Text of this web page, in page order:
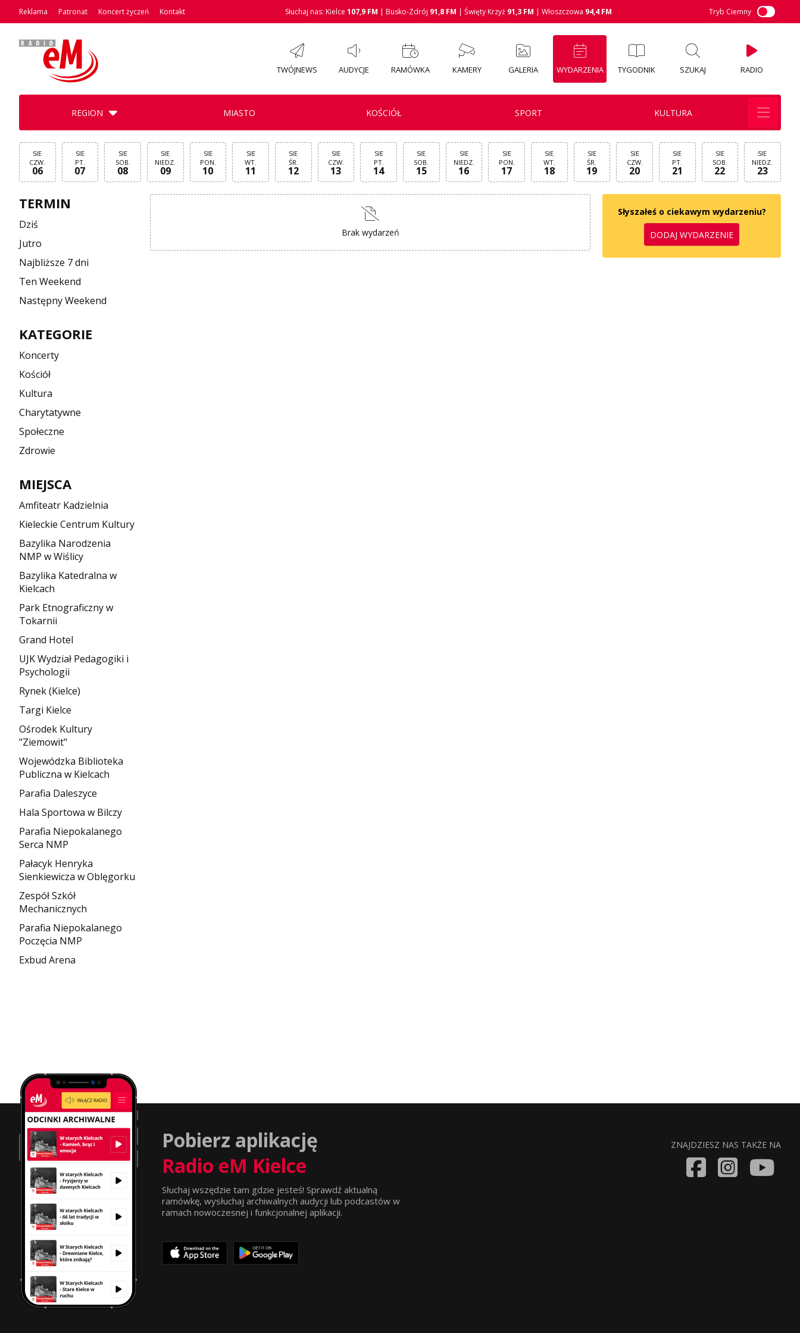
Reklama Patronat Koncert życzeń Kontakt Słuchaj nas: Kielce 107,9 FM | Busko-Zdrój 91,8 FM | Święty Krzyż 91,3 FM | Włoszczowa 94,4 FM Tryb Ciemny
TWÓJNEWS AUDYCJE RAMÓWKA KAMERY GALERIA WYDARZENIA TYGODNIK SZUKAJ RADIO
REGION MIASTO KOŚCIÓŁ SPORT KULTURA
SIE
CZW.
06
SIE
PT.
07
SIE
SOB.
08
SIE
NIEDZ.
09
SIE
PON.
10
SIE
WT.
11
SIE
ŚR.
12
SIE
CZW.
13
SIE
PT.
14
SIE
SOB.
15
SIE
NIEDZ.
16
SIE
PON.
17
SIE
WT.
18
SIE
ŚR.
19
SIE
CZW.
20
SIE
PT.
21
SIE
SOB.
22
SIE
NIEDZ.
23
TERMIN
Dziś
Jutro
Najbliższe 7 dni
Ten Weekend
Następny Weekend
KATEGORIE
Koncerty
Kościół
Kultura
Charytatywne
Społeczne
Zdrowie
MIEJSCA
Amfiteatr Kadzielnia
Kieleckie Centrum Kultury
Bazylika Narodzenia
NMP w Wiślicy
Bazylika Katedralna w
Kielcach
Park Etnograficzny w
Tokarnii
Grand Hotel
UJK Wydział Pedagogiki i
Psychologii
Rynek (Kielce)
Targi Kielce
Ośrodek Kultury
"Ziemowit"
Wojewódzka Biblioteka
Publiczna w Kielcach
Parafia Daleszyce
Hala Sportowa w Bilczy
Parafia Niepokalanego
Serca NMP
Pałacyk Henryka
Sienkiewicza w Oblęgorku
Zespół Szkół
Mechanicznych
Parafia Niepokalanego
Poczęcia NMP
Exbud Arena
Brak wydarzeń
Słyszałeś o ciekawym wydarzeniu?
DODAJ WYDARZENIE
Pobierz aplikację
Radio eM Kielce
Słuchaj wszędzie tam gdzie jesteś! Sprawdź aktualną
ramówkę, wysłuchaj archiwalnych audycji lub podcastów w
ramach nowoczesnej i funkcjonalnej aplikacji.
ZNAJDZIESZ NAS TAKŻE NA